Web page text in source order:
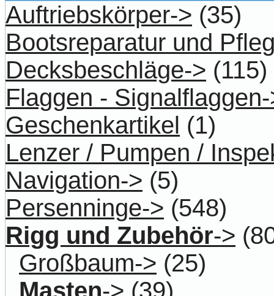
Auftriebskörper-> (35)
Bootsreparatur und
Decksbeschläge-> (115)
Flaggen -
Geschenkartikel (1)
Lenzer / Pumpen /
Navigation-> (5)
Persenninge-> (548)
Rigg und Zubehör->
Großbaum-> (25)
Masten-> (39)